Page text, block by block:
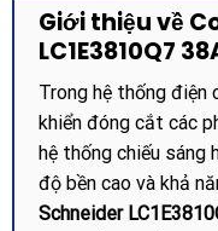
Giới thiệu về
LC1E3810Q7
Trong hệ thống điện
khiển đóng cắt các
hệ thống chiếu
độ bền cao và khả
Schneider